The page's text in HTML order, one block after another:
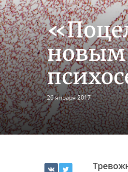
новым
26 января 2017